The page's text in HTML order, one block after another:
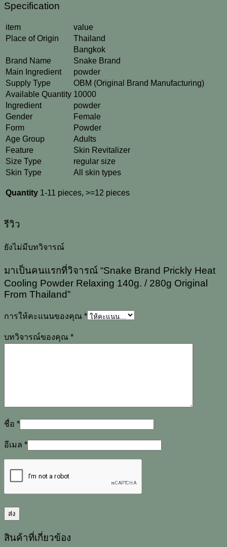
Specification
item
value
Place of Origin
Thailand
Bangkok
Brand Name
Snake Brand
Main Ingredient
powder
Supply Type
OBM (Original Brand Manufacturing)
Available Quantity 10000
Ingredient
powder
Gender
Female
Form
Powder
Age Group
Adults
Feature
Skin Revitalizer
Size Type
regular size
Skin Type
All skin types
Quantity 1-11 pieces, >=12 pieces
รีวิว
ยังไม่มีบทวิจารณ์
มาเป็นคนแรกที่วิจารณ์ “Snake Brand Prickly Heat
Cooling Powder Relaxing 140g. / 280g Original
From Thailand”
การให้คะแนนของคุณ *
บทวิจารณ์ของคุณ *
ชื่อ *
อีเมล *
สินค้าที่เกี่ยวข้อง